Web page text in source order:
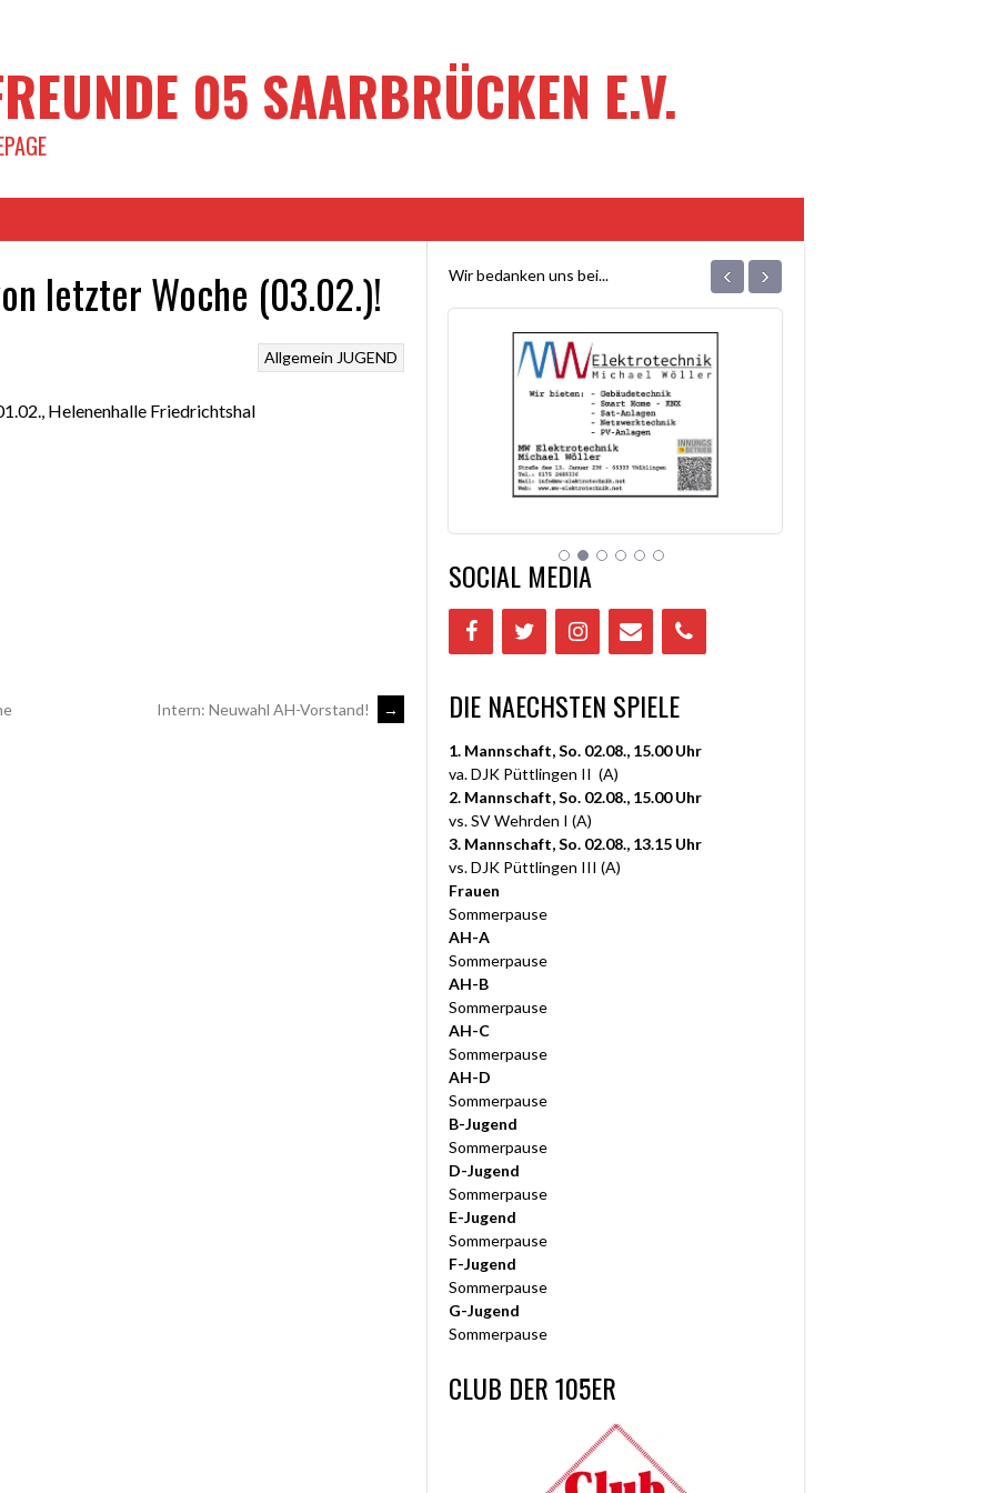
05 SAARBRÜCKEN E.V.
letzter Woche (03.02.)!
Allgemein JUGEND
Helenenhalle Friedrichtshal
Intern: Neuwahl AH-Vorstand! →
Wir bedanken uns bei... ‹ ›
SOCIAL MEDIA
DIE NAECHSTEN SPIELE
1. Mannschaft, So. 02.08., 15.00 Uhr
va. DJK Püttlingen II (A)
2. Mannschaft, So. 02.08., 15.00 Uhr
vs. SV Wehrden I (A)
3. Mannschaft, So. 02.08., 13.15 Uhr
vs. DJK Püttlingen III (A)
Frauen
Sommerpause
AH-A
Sommerpause
AH-B
Sommerpause
AH-C
Sommerpause
AH-D
Sommerpause
B-Jugend
Sommerpause
D-Jugend
Sommerpause
E-Jugend
Sommerpause
F-Jugend
Sommerpause
G-Jugend
Sommerpause
CLUB DER 105ER